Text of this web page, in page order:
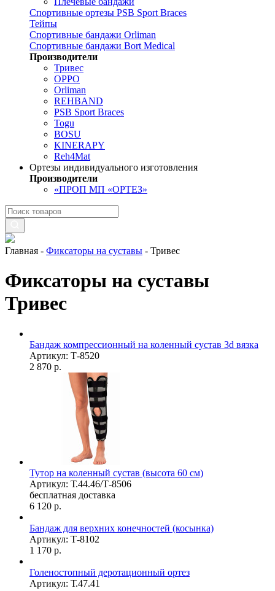
Спортивные ортезы PSB Sport Braces
Тейпы
Спортивные бандажи Orliman
Спортивные бандажи Bort Medical
Производители
Тривес
OPPO
Orliman
REHBAND
PSB Sport Braces
Togu
BOSU
KINERAPY
Reh4Mat
Ортезы индивидуального изготовления
Производители
«ПРОП МП «ОРТЕЗ»
Главная - Фиксаторы на суставы - Тривес
Фиксаторы на суставы
Тривес
Бандаж компрессионный на коленный сустав 3d вязка
Артикул: Т-8520
2 870 р.
Тутор на коленный сустав (высота 60 см)
Артикул: Т.44.46/Т-8506
бесплатная доставка
6 120 р.
Бандаж для верхних конечностей (косынка)
Артикул: Т-8102
1 170 р.
Голеностопный деротационный ортез
Артикул: Т.47.41